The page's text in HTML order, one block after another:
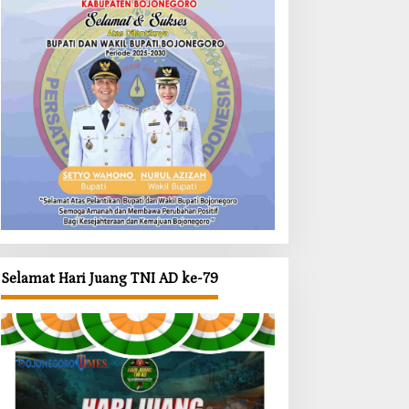
Selamat Hari Juang TNI AD ke-79